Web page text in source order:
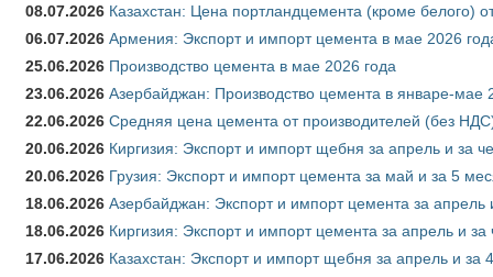
08.07.2026 Казахстан: Цена портландцемента (кроме белого)
06.07.2026 Армения: Экспорт и импорт цемента в мае 2026
25.06.2026 Производство цемента в мае 2026 года
23.06.2026 Азербайджан: Производство цемента в январе-мае
22.06.2026 Средняя цена цемента от производителей (без
20.06.2026 Киргизия: Экспорт и импорт щебня за апрель и за
20.06.2026 Грузия: Экспорт и импорт цемента за май и за 5
18.06.2026 Азербайджан: Экспорт и импорт цемента за
18.06.2026 Киргизия: Экспорт и импорт цемента за апрель и
17.06.2026 Казахстан: Экспорт и импорт щебня за апрель и за